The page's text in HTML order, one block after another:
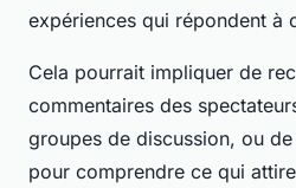
expériences qui répondent à
Cela pourrait impliquer de
commentaires des
groupes de discussion, ou
pour comprendre ce qui